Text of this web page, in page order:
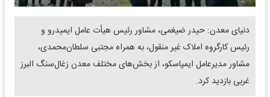
دنیای معدن: حیدر ضیغمی، مشاور رئیس هیأت عامل ایمیدرو و
رئیس کارگروه املاک غیر منقول، به همراه مجتبی سلطان‌محمدی،
مشاور مدیرعامل ایمپاسکو، از بخش‌های مختلف معدن زغال‌سنگ البرز
غربی بازدید کرد.